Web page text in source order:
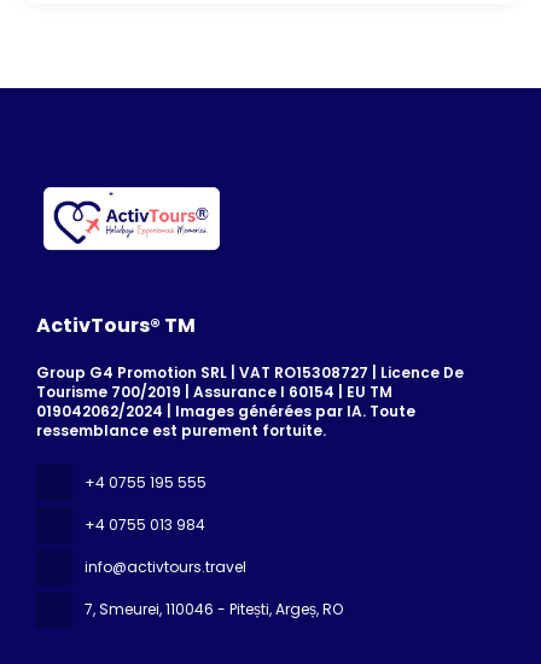
ActivTours® TM
Group G4 Promotion SRL | VAT RO15308727 | Licence De
Tourisme 700/2019 | Assurance I 60154 | EU TM
019042062/2024 | Images générées par IA. Toute
ressemblance est purement fortuite.
+4 0755 195 555
+4 0755 013 984
info@activtours.travel
7, Smeurei, 110046 - Pitești, Argeș, RO